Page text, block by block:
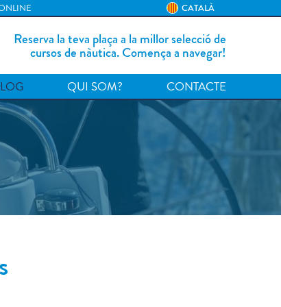
CATALÀ
Reserva la teva plaça a la millor selecció de
cursos de nàutica. Comença a navegar!
QUI SOM? CONTACTE